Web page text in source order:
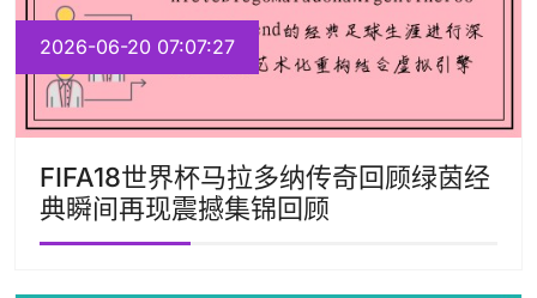
2026-06-20 07:07:27
FIFA18世界杯马拉多纳传奇回顾绿茵经
典瞬间再现震撼集锦回顾